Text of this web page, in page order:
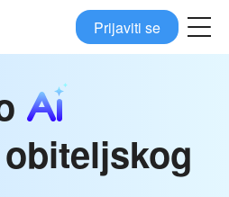
Prijaviti se